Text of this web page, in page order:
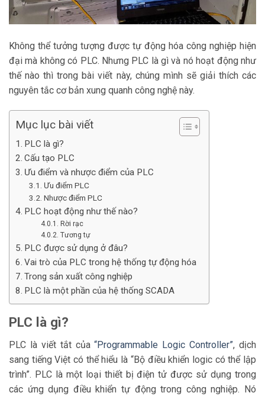
Không thể tưởng tượng được tự động hóa công nghiệp hiện
đại mà không có PLC. Nhưng PLC là gì và nó hoạt động như
thế nào thì trong bài viết này, chúng mình sẽ giải thích các
nguyên tắc cơ bản xung quanh công nghệ này.
Mục lục bài viết
PLC là gì?
Cấu tạo PLC
Ưu điểm và nhược điểm của PLC
Ưu điểm PLC
Nhược điểm PLC
PLC hoạt động như thế nào?
Rời rạc
Tương tự
PLC được sử dụng ở đâu?
Vai trò của PLC trong hệ thống tự động hóa
Trong sản xuất công nghiệp
PLC là một phần của hệ thống SCADA
PLC là gì?
PLC là viết tắt của“Programmable Logic Controller”, dịch
sang tiếng Việt có thể hiểu là “Bộ điều khiển logic có thể lập
trình”. PLC là một loại thiết bị điện tử được sử dụng trong
các ứng dụng điều khiển tự động trong công nghiệp. Nó